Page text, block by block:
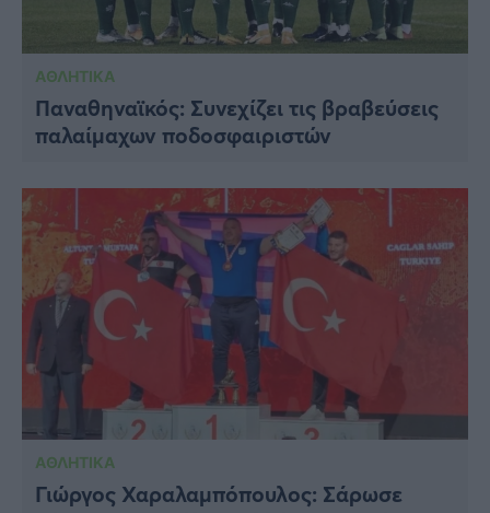
ΑΘΛΗΤΙΚΑ
Παναθηναϊκός: Συνεχίζει τις βραβεύσεις
παλαίμαχων ποδοσφαιριστών
ΑΘΛΗΤΙΚΑ
Γιώργος Χαραλαμπόπουλος: Σάρωσε